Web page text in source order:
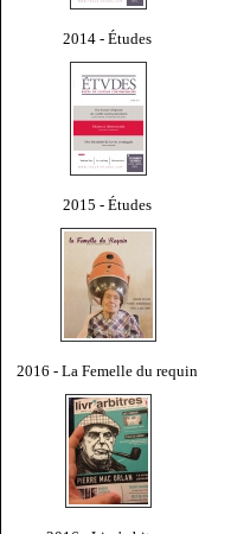
2014 - Études
2015 - Études
2016 - La Femelle du requin